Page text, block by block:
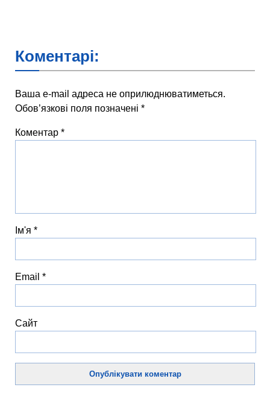
Коментарі:
Ваша e-mail адреса не оприлюднюватиметься.
Обов’язкові поля позначені *
Коментар *
Ім'я *
Email *
Сайт